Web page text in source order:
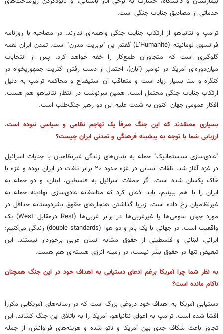
خدماتی از مصادیق جنایات جنگی است.
ترامپ و نتانیاهو از ارتکاب جنایت جنگی واهمه‌ای ندارند. در مصاحبه با روزنامه
فرانسوی لومانیته (L’Humanité) گفتم این "بربریت مدرن" است. تمدن ایران لقمه
گلوگیری است که متجاوزان طمع‌کار را خفه خواهد کرد. پس از انتخابات
میان‌دوره‌ای آمریکا در نوامبر (آبان)، احتمال از دست رفتن اکثریت جمهوریخواه در
کنگره و سنا بسیار زیاد است و متعاقب آن استیضاح و محاکمه ترامپ به دلیل
ارتکاب جنایات جنگی محتمل است. همین سرنوشت در انتظار نتانیاهو هم هست.
افکار عمومی جهان اکنون به شدت علیه این دو رهبر جنگ‌طلب است.
بسیاری معتقدند که این جنگ صرفاً یک تهاجم نظامی و سیاسی نبوده است.
ارزیابی شما با توجه به پیشینه فرهنگی و تمدنی ایران چیست؟
"عادی‌سازی سیستماتیک" حمله به بنیان‌های زندگی غیرنظامیان با جنایات اسرائیل
در غزه آغاز شد. تلفات انسانی در غزه حدود ۲۰ برابر تلفات در ایران بوده و غزه با
خاک یکسان شده است. اگر حملات اسرائیل به فلسطین، لبنان، و دو حمله به
ایران را با هم ببینیم، باید اذعان کرد که متاسفانه عادی‌سازی نهادینه حمله به
غیرنظامیان رخ داده است. زیرپا گذاشتن هنجارهای حقوق بشردوستانه حداقل در
مورد جهان سومی‌ها یا غیرغربی‌ها در برابر غربی‌ها (Rest درمقابل West) یک
واقعیت است. در جهانی با یک بام و دو هوا (double standards) زندگی می‌کنیم؛
ایرانی، لبنانی و فلسطینی از حقوق مشابه انسان غربی برخوردار نیستند. این
تبعیض تنها در حقوق بشر نیست، در زمینه انرژی هسته‌ای هم هست.
به نظر شما چرا آمریکا برغم ادعای دستیابی به اهداف خود در این جنگ همچنان
ناکام مانده است؟
دستیابی آمریکا به اهداف خود دروغی بزرگ است که در رسانه‌های آمریکایی مکرراً
افشا شده است. ترامپ به اغوای نتانیاهو، آمریکا را به باتلاق این جنگ کشاند. این
تجاوز باعث شکاف جدی بین آمریکا و ناتو شده و هزینه‌های فراوانش، از جمله